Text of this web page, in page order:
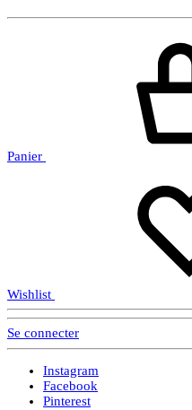
Panier
Wishlist
Se connecter
Instagram
Facebook
Pinterest